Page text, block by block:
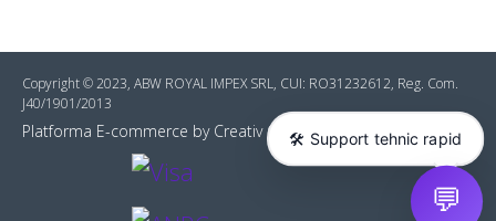
Copyright © 2023, ABW ROYAL IMPEX SRL, CUI: RO31232612, Reg. Com.
J40/1901/2013
Platforma E-commerce by Creativ Online